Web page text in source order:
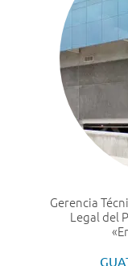
Gerencia
Legal del